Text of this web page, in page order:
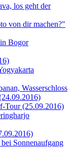
los geht der
von dir machen?"
Bogor
Wasserschloss
Tour (25.09.2016)
Sonnenaufgang